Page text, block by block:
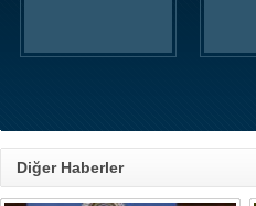
Diğer Haberler